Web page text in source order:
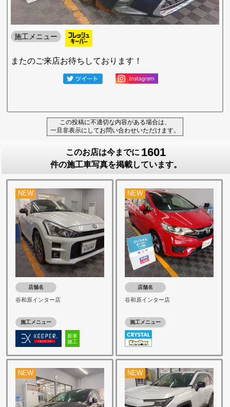
施工メニュー
またのご来店お待ちしております！
この投稿に不適切な内容がある場合は、
一旦非表示にしてお問い合わせいただけます。
このお店は今までに 1601
件の施工車写真を掲載しています。
NEW
店舗名
谷和原インター店
施工メニュー
新車
施工
NEW
店舗名
谷和原インター店
施工メニュー
NEW NEW